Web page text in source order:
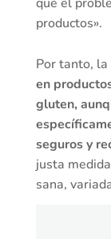
productos».
Por tanto,
en
gluten,
seguros y
justa
sana,